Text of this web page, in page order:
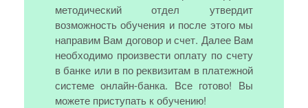
методический отдел утвердит
возможность обучения и после этого мы
направим Вам договор и счет. Далее Вам
необходимо произвести оплату по счету
в банке или в по реквизитам в платежной
системе онлайн-банка. Все готово! Вы
можете приступать к обучению!